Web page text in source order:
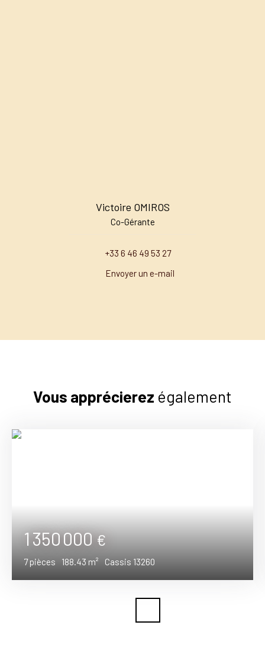
Victoire OMIROS
Co-Gérante
+33 6 46 49 53 27
Envoyer un e-mail
Vous apprécierez également
1 350 000€
7pièces 188.43 m² Cassis 13260